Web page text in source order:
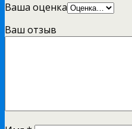
Ваша оценка
Ваш отзыв